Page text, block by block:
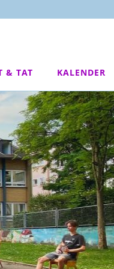
& TAT KALENDER